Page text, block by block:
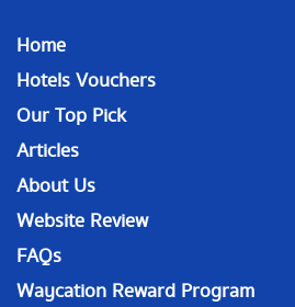
Home
Hotels Vouchers
Our Top Pick
Articles
About Us
Website Review
FAQs
Waycation Reward Program